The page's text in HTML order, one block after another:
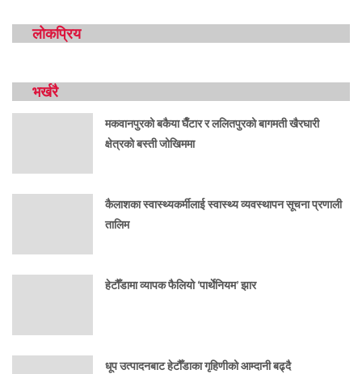
लोकप्रिय
भर्खरै
मकवानपुरको बकैया घैँटार र ललितपुरको बागमती खैरघारी
क्षेत्रको बस्ती जोखिममा
कैलाशका स्वास्थ्यकर्मीलाई स्वास्थ्य व्यवस्थापन सूचना प्रणाली
तालिम
हेटौँडामा व्यापक फैलियो ‘पार्थेनियम’ झार
धूप उत्पादनबाट हेटौँडाका गृहिणीको आम्दानी बढ्दै